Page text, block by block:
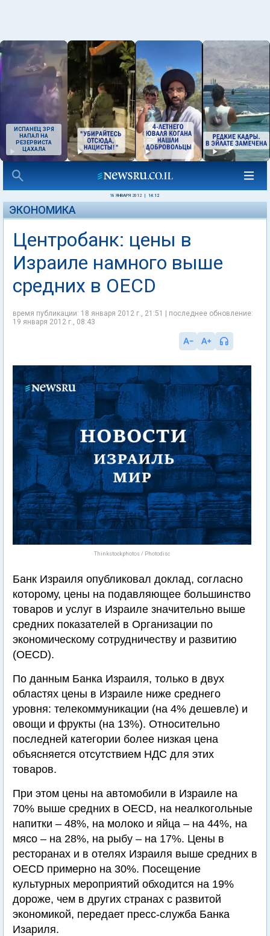
ИСПАНЕЦ ЗРЯ
НАПАЛ НА
РЕЗЕРВИСТА
ЦАХАЛА
18 ЯНВАРЯ 2012 14:12
ЭКОНОМИКА
Центробанк: цены в
Израиле намного выше
средних в OECD
время публикации: 18 января 2012 г., 21:51 | последнее обновление:
19 января 2012 г., 08:43
Thinkstockphotos / Photodisc
Банк Израиля опубликовал доклад, согласно
которому, цены на подавляющее большинство
товаров и услуг в Израиле значительно выше
средних показателей в Организации по
экономическому сотрудничеству и развитию
(OECD).
По данным Банка Израиля, только в двух
областях цены в Израиле ниже среднего
уровня: телекоммуникации (на 4% дешевле) и
овощи и фрукты (на 13%). Относительно
последней категории более низкая цена
объясняется отсутствием НДС для этих
товаров.
При этом цены на автомобили в Израиле на
70% выше средних в OECD, на неалкогольные
напитки – 48%, на молоко и яйца – на 44%, на
мясо – на 28%, на рыбу – на 17%. Цены в
ресторанах и в отелях Израиля выше средних в
OECD примерно на 30%. Посещение
культурных мероприятий обходится на 19%
дороже, чем в других странах с развитой
экономикой, передает пресс-служба Банка
Изариля.